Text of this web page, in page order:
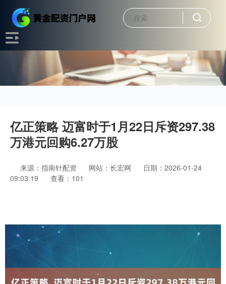
亿正策略 迈富时于1月22日斥资297.38
万港元回购6.27万股
来源：指南针配资 网站：长宏网
日期：2026-01-24
09:03:19
查看：101